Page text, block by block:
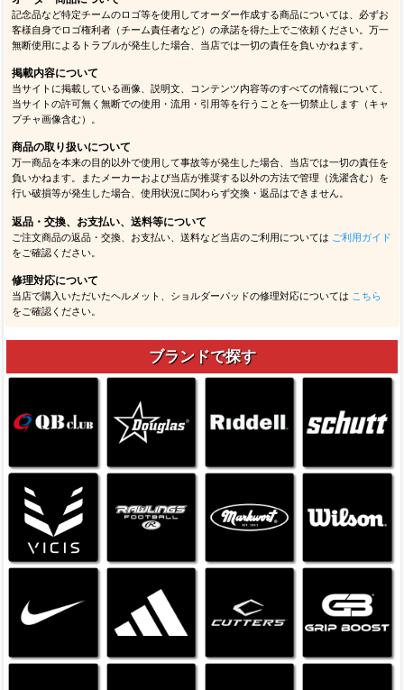
記念品など特定チームのロゴ等を使用してオーダー作成する商品については、必ずお
客様自身でロゴ権利者（チーム責任者など）の承諾を得た上でご依頼ください。万一
無断使用によるトラブルが発生した場合、当店では一切の責任を負いかねます。
掲載内容について
当サイトに掲載している画像、説明文、コンテンツ内容等のすべての情報について、
当サイトの許可無く無断での使用・流用・引用等を行うことを一切禁止します（キャ
プチャ画像含む）。
商品の取り扱いについて
万一商品を本来の目的以外で使用して事故等が発生した場合、当店では一切の責任を
負いかねます。またメーカーおよび当店が推奨する以外の方法で管理（洗濯含む）を
行い破損等が発生した場合、使用状況に関わらず交換・返品はできません。
返品・交換、お支払い、送料等について
ご注文商品の返品・交換、お支払い、送料など当店のご利用については ご利用ガイド
をご確認ください。
修理対応について
当店で購入いただいたヘルメット、ショルダーパッドの修理対応については こちら
をご確認ください。
ブランドで探す